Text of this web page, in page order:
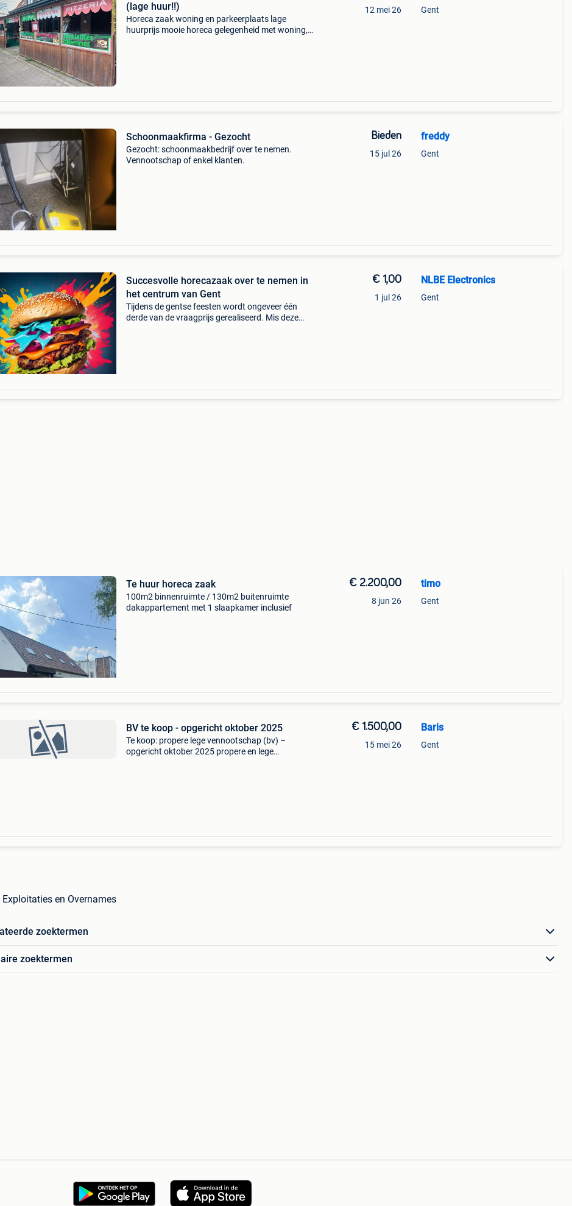
(lage huur!!)
Horeca zaak woning en parkeerplaats lage
huurprijs mooie horeca gelegenheid met woning,
12 mei 26 Gent
Schoonmaakfirma - Gezocht
Gezocht: schoonmaakbedrijf over te nemen.
Vennootschap of enkel klanten.
Bieden
15 jul 26
freddy
Gent
Succesvolle horecazaak over te nemen in
het centrum van Gent
Tijdens de gentse feesten wordt ongeveer één
derde van de vraagprijs gerealiseerd. Mis deze
€ 1,00
1 jul 26
NLBE Electronics
Gent
Te huur horeca zaak
100m2 binnenruimte / 130m2 buitenruimte
dakappartement met 1 slaapkamer inclusief
€ 2.200,00
8 jun 26
timo
Gent
BV te koop - opgericht oktober 2025
Te koop: propere lege vennootschap (bv) –
opgericht oktober 2025 propere en lege
€ 1.500,00
15 mei 26
Baris
Gent
en Overnames
zoektermen
zoektermen